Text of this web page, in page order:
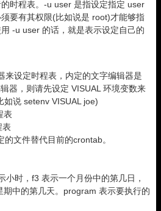
时程表。-u user 是指设定指定 user
要有其权限(比如说是 root)才能够指
-u user 的话，就是表示设定自己的
来设定时程表，内定的文字编辑器是
器，则请先设定 VISUAL 环境变数来
如说 setenv VISUAL joe)
表
表
文件替代目前的crontab。
小时，f3 表示一个月份中的第几日，
中的第几天。program 表示要执行的